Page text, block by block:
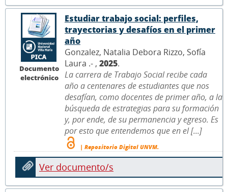
Documento
electrónico
Estudiar trabajo social: perfiles,
trayectorias y desafíos en el primer
año
Gonzalez, Natalia Debora Rizzo, Sofía
Laura .- , 2025.
La carrera de Trabajo Social recibe cada
año a centenares de estudiantes que nos
desafían, como docentes de primer año, a la
búsqueda de estrategias para su formación
y, por ende, de su permanencia y egreso. Es
por esto que entendemos que en el [...]
| Repositorio Digital UNVM.
Ver documento/s